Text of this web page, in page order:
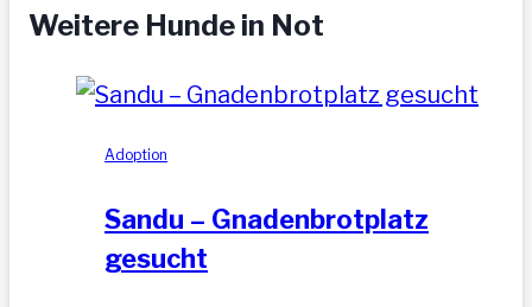
Weitere Hunde in Not
Adoption
Sandu – Gnadenbrotplatz
gesucht